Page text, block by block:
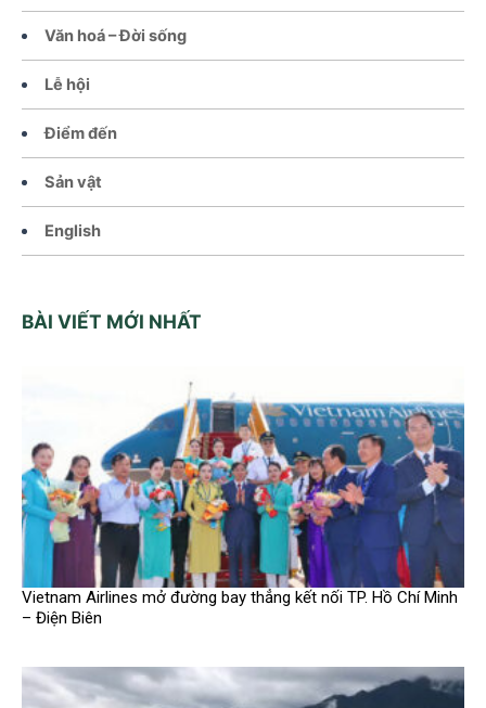
Văn hoá – Đời sống
Lễ hội
Điểm đến
Sản vật
English
BÀI VIẾT MỚI NHẤT
Vietnam Airlines mở đường bay thẳng kết nối TP. Hồ Chí Minh
– Điện Biên